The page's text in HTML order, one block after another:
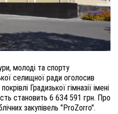
молоді та спорту
селищної ради оголосив
Градизької гімназії імені
становить 6 634 591 грн. Про
закупівель "ProZorro".